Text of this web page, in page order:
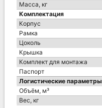
Масса, кг
Комплектация
Корпус
Рамка
Цоколь
Крышка
Комплект для монтажа
Паспорт
Логистические параметры
Объём, м³
Вес, кг